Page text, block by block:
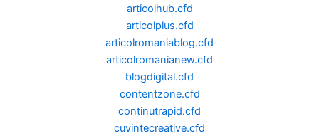
articolhub.cfd
articolplus.cfd
articolromaniablog.cfd
articolromanianew.cfd
blogdigital.cfd
contentzone.cfd
continutrapid.cfd
cuvintecreative.cfd